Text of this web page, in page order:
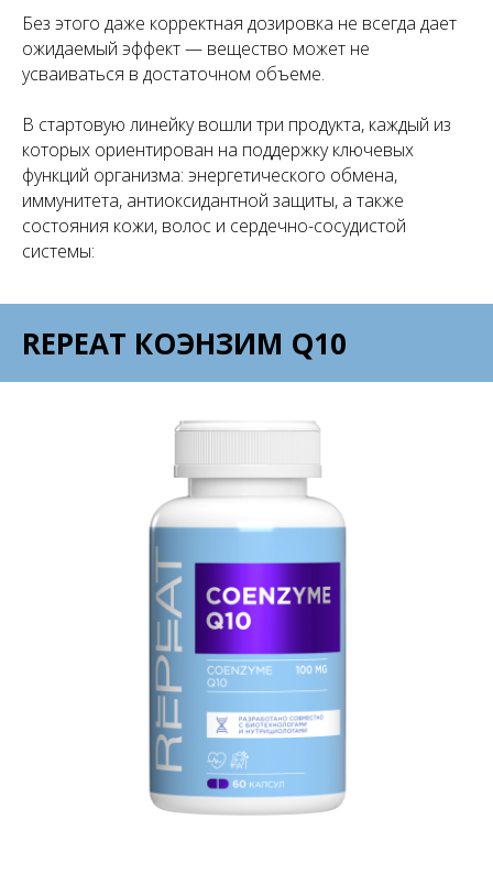
Без этого даже корректная дозировка не всегда дает
ожидаемый эффект — вещество может не
усваиваться в достаточном объеме.
В стартовую линейку вошли три продукта, каждый из
которых ориентирован на поддержку ключевых
функций организма: энергетического обмена,
иммунитета, антиоксидантной защиты, а также
состояния кожи, волос и сердечно-сосудистой
системы:
REPEAT КОЭНЗИМ Q10